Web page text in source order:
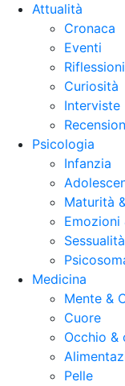
Attualità
Cronaca
Eventi
Riflessioni
Curiosità
Interviste
Psicologia
Infanzia
Maturità
Emozioni
Sessualità
Medicina
Mente &
Cuore
Occhio &
Pelle